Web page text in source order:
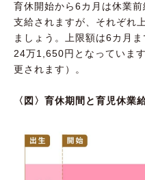
育休開始から6カ月は休業
支給されますが、それぞれ
ましょう。上限額は6カ月
24万1,650円となっています
更されます）。
〈図〉育休期間と育児休業